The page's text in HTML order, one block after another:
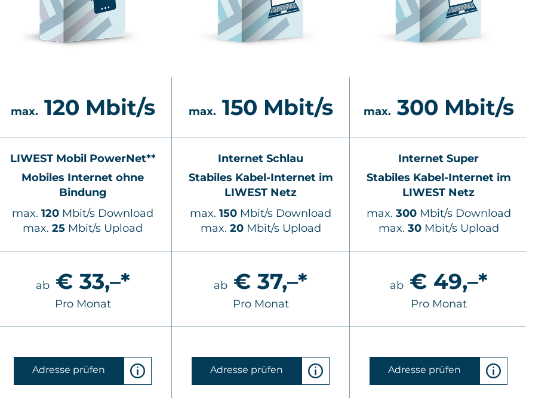
max. 120 Mbit/s
LIWEST Mobil PowerNet**
Mobiles Internet ohne
Bindung
max. 120 Mbit/s Download
max. 25 Mbit/s Upload
ab€ 33,–*
Pro Monat
Adresse prüfen
max. 150 Mbit/s
Internet Schlau
Stabiles Kabel-Internet im
LIWEST Netz
max. 150 Mbit/s Download
max. 20Mbit/s Upload
ab € 37,–*
Pro Monat
Adresse prüfen
max. 300 Mbit/s
Internet Super
Stabiles Kabel-Internet im
LIWEST Netz
max. 300Mbit/s Download
max. 30Mbit/s Upload
ab€ 49,–*
Pro Monat
Adresse prüfen